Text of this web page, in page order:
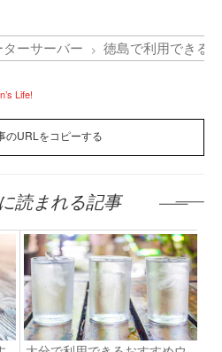
ターサーバー 徳島で利用できる
Life!
のURLをコピーする
読まれる記事